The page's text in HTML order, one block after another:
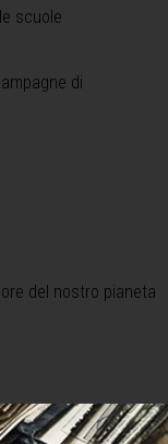
scuole
di
del nostro pianeta